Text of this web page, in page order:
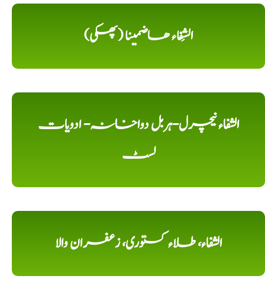
الشِفاء ھاضمینا (پھکی)
الشفاء نیچرل-ہربل دواخانہ- ادویات
لسٹ
الشفاء، طلاء کستوری، زعفران والا